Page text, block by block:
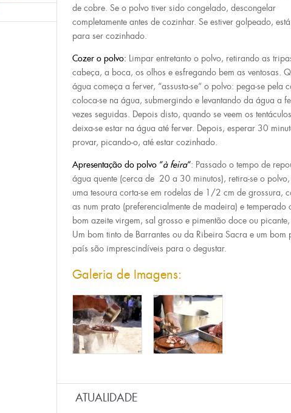
de cobre. Se o polvo tiver sido congelado, descongelar
completamente antes de cozinhar. Se estiver golpeado,
para ser cozinhado.
Cozer o polvo: Limpar entretanto o polvo, retirando as
cabeça, a boca, os olhos e esfregando bem as ventosas.
água começa a ferver, “assusta-se“ o polvo: pega-se pela
coloca-se na água, submergindo e levantando da água a
vezes seguidas. Depois disto, quando se veem os
deixa-se estar na água até ferver. Depois, esperar 30
provar, picando-o, até estar cozinhado.
Apresentação do polvo “à feira“: Passado o tempo de
água quente (cerca de 20 a 30 minutos), retira-se o
uma tesoura corta-se em rodelas de 1/2 cm de grossura,
as num prato (preferencialmente de madeira) e temperado
bom azeite virgem, sal grosso e pimentão doce ou
Um bom tinto de Barrantes ou da Ribeira Sacra e um bom
país são imprescindíveis para o degustar.
Galeria de Imagens:
ATUALIDADE